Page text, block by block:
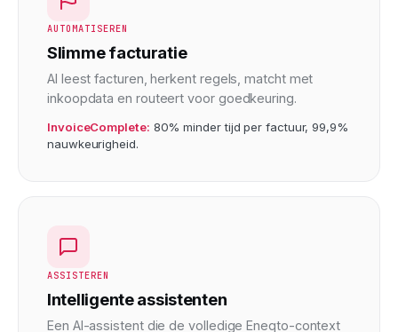
AUTOMATISEREN
Slimme facturatie
AI leest facturen, herkent regels, matcht met
inkoopdata en routeert voor goedkeuring.
InvoiceComplete: 80% minder tijd per factuur, 99,9%
nauwkeurigheid.
ASSISTEREN
Intelligente assistenten
Een AI-assistent die de volledige Eneqto-context